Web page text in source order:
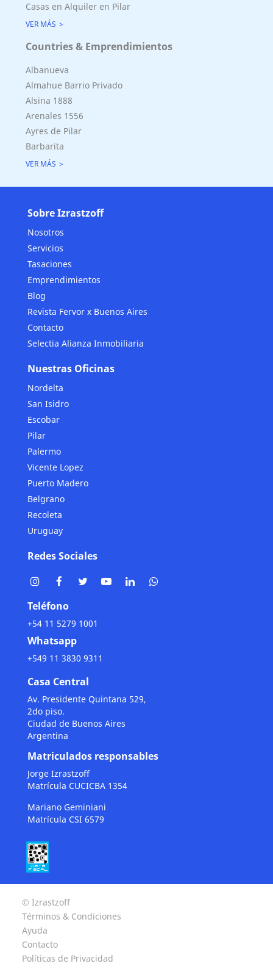
Superficie Terreno 700.00 M2
Superficie total del inmueble 700.00 M2
Cubierta: 0.00 M2
Semicubierta 0.00 M2
Casas en Alquiler en Pilar
VER MÁS
Countries & Emprendimientos
Albanueva
Almahue Barrio Privado
Alsina 1888
Arenales 1556
Ayres de Pilar
Barbarita
VER MÁS
Sobre Izrastzoff
Nosotros
Servicios
Tasaciones
Emprendimientos
Blog
Revista Fervor x Buenos Aires
Contacto
Selectia Alianza Inmobiliaria
Nuestras Oficinas
Nordelta
San Isidro
Escobar
Pilar
Palermo
Vicente Lopez
Puerto Madero
Belgrano
Recoleta
Uruguay
Redes Sociales
Teléfono
+54 11 5279 1001
Whatsapp
+549 11 3830 9311
Casa Central
Av. Presidente Quintana 529,
2do piso.
Ciudad de Buenos Aires
Argentina
Matriculados responsables
Jorge Izrastzoff
Matrícula CUCICBA 1354
Mariano Geminiani
Matrícula CSI 6579
© Izrastzoff
Términos & Condiciones
Ayuda
Contacto
Políticas de Privacidad